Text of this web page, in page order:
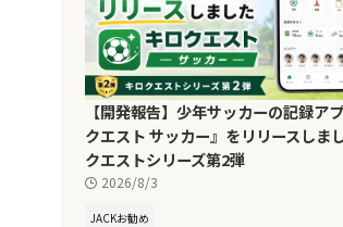
【開発報告】少年サッカーの記録ア
クエスト サッカー』をリリースしま
クエストシリーズ第2弾
2026/8/3
JACKお勧め